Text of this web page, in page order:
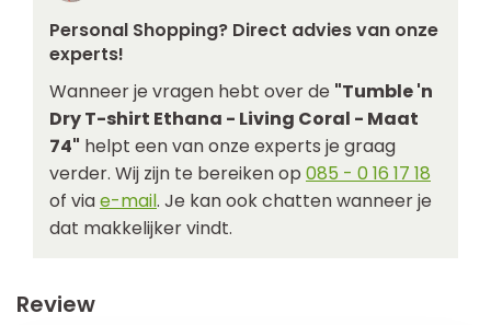
Personal Shopping? Direct advies van onze
experts!
Wanneer je vragen hebt over de "Tumble 'n
Dry T-shirt Ethana - Living Coral - Maat
74" helpt een van onze experts je graag
verder. Wij zijn te bereiken op 085 - 0 16 17 18
of viae-mail. Je kan ook chatten wanneer je
dat makkelijker vindt.
Review